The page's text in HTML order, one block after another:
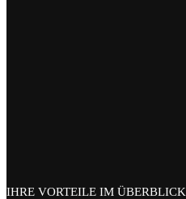
IHRE VORTEILE IM ÜBERBLICK